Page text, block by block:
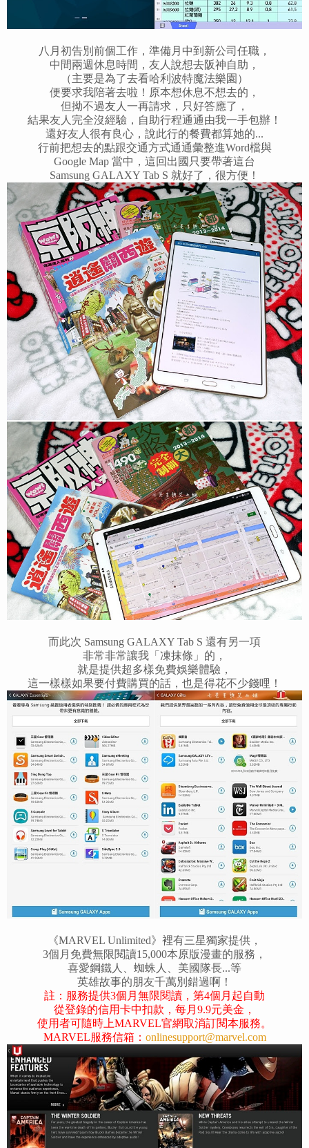
八月初告別前個工作，準備月中到新公司任職，
中間兩週休息時間，友人說想去阪神自助，
（主要是為了去看哈利波特魔法樂園）
便要求我陪著去啦！ 原本想休息不想去的，
但拗不過友人一再請求， 只好答應了，
結果友人完全沒經驗，自助行程通通由我一手包辦！
還好友人很有良心，說此行的餐費都算她的...
行前把想去的點跟交通方式通通彙整進Word檔與
Google Map 當中，這回出國只要帶著這台
Samsung GALAXY Tab S 就好了，很方便！
而此次 Samsung GALAXY Tab S 還有另一項
非常非常讓我「凍抹條」的，
就是提供超多樣免費娛樂體驗，
這一樣樣如果要付費購買的話，也是得花不少錢哩！
《MARVEL Unlimited》裡有三星獨家提供，
3個月免費無限閱讀15,000本原版漫畫的服務，
喜愛鋼鐵人、蜘蛛人、美國隊長...等
英雄故事的朋友千萬別錯過啊！
註：服務提供3個月無限閱讀，第4個月起自動
從登錄的信用卡中扣款，每月9.9元美金，
使用者可隨時上MARVEL官網取消訂閱本服務。
MARVEL服務信箱： onlinesupport@marvel.com